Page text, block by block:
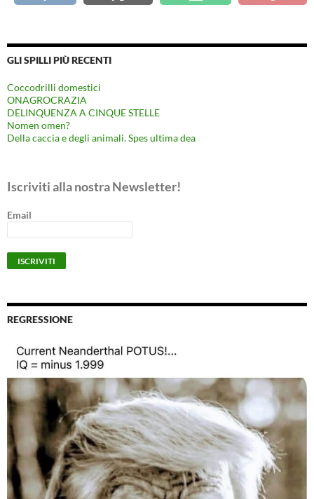
GLI SPILLI PIÙ RECENTI
Coccodrilli domestici
ONAGROCRAZIA
DELINQUENZA A CINQUE STELLE
Nomen omen?
Della caccia e degli animali. Spes ultima dea
Iscriviti alla nostra Newsletter!
Email
REGRESSIONE